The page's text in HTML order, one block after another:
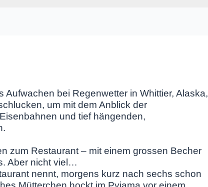
bei Regenwetter in Whittier, Alaska,
um mit dem Anblick der
und tief hängenden,
zum Restaurant – mit einem grossen Becher
Aber nicht viel…
nennt, morgens kurz nach sechs schon